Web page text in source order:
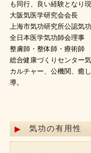
も同行、良い経験となり現
大阪気医学研究会会長
上海市気功研究所公認気
全日本医学気功師会理事
整膚師・整体師・療術師
総合健康づくりセンター
カルチャー、公機関、癒
導。
気功の有用性